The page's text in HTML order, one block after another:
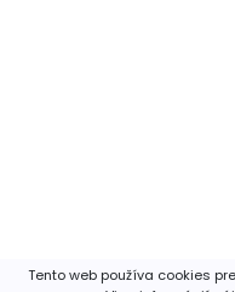
Tento web používa cookies